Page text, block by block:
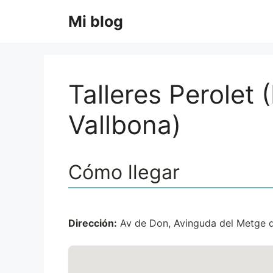
Mi blog
Talleres Perolet
Vallbona)
Cómo llegar
Dirección: Av de Don, Avinguda del Metge